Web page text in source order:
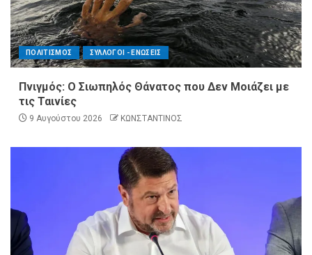
ΠΟΛΙΤΙΣΜΟΣ ΣΥΛΛΟΓΟΙ - ΕΝΩΣΕΙΣ
Πνιγμός: Ο Σιωπηλός Θάνατος που Δεν Μοιάζει με
τις Ταινίες
9 Αυγούστου 2026 ΚΩΝΣΤΑΝΤΙΝΟΣ